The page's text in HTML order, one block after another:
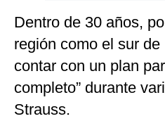
Dentro de 30 años,
región como el sur
contar con un plan
completo” durante
Strauss.